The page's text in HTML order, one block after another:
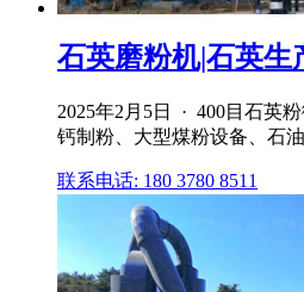
石英磨粉机|石英生
2025年2月5日 · 400目石英
钙制粉、大型煤粉设备、石
联系电话: 180 3780 8511